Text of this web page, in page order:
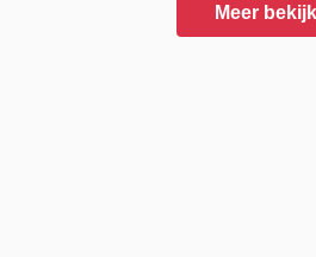
Meer